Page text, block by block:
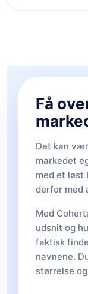
Få
Det kan
markedet
med et løst
derfor med
Med
udsnit og
faktisk
navnene.
størrelse